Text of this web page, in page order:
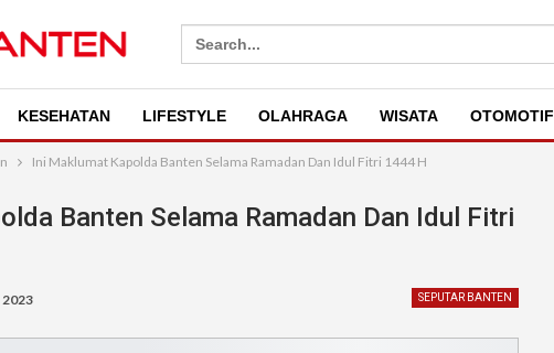
Search
for:
KESEHATAN LIFESTYLE OLAHRAGA WISATA OTOMOTIF
Ini Maklumat Kapolda Banten Selama Ramadan Dan Idul Fitri 1444 H
Banten Selama Ramadan Dan Idul Fitri
SEPUTAR BANTEN
2023